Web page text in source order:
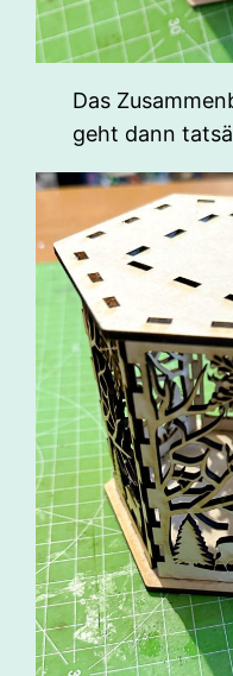
Das
geht dann